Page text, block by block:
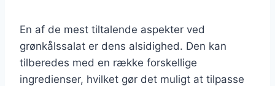
En af de mest tiltalende aspekter ved
grønkålssalat er dens alsidighed. Den kan
tilberedes med en række forskellige
ingredienser, hvilket gør det muligt at tilpasse